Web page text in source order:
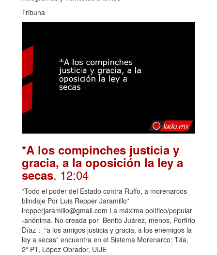
Tribuna
*A los compinches justicia y
gracia, a la oposición la ley a
secas. 12:04
*Todo el poder del Estado contra Ruffo, a morenarcos
blindaje Por Luis Repper Jaramillo*
lrepperjaramillo@gmail.com La máxima político/popular
-anónima. No creada por Benito Juárez, menos, Porfirio
Díaz-: “a los amigos justicia y gracia, a los enemigos la
ley a secas” encuentra en el Sistema Morenarco: T4a,
2º PT, López Obrador, UIJE